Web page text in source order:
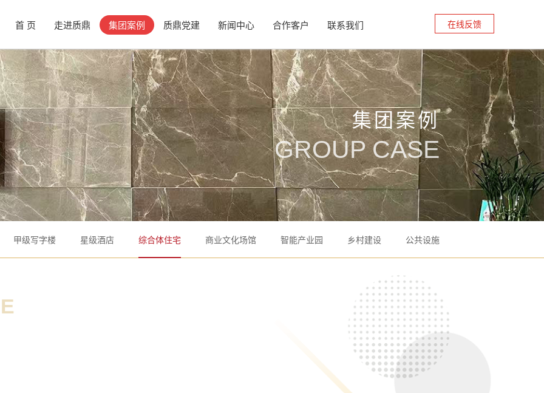
在线反馈
首 页 走进质鼎 集团案例 质鼎党建 新闻中心 合作客户 联系我们
集团案例
GROUP CASE
甲级写字楼 星级酒店 综合体住宅 商业文化场馆 智能产业园 乡村建设 公共设施